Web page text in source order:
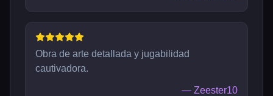
Obra de arte detallada y jugabilidad
cautivadora.
— Zeester10